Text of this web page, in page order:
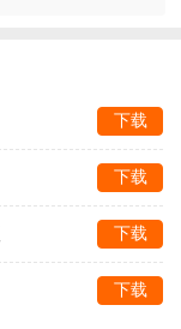
下载
下载
下载
下载